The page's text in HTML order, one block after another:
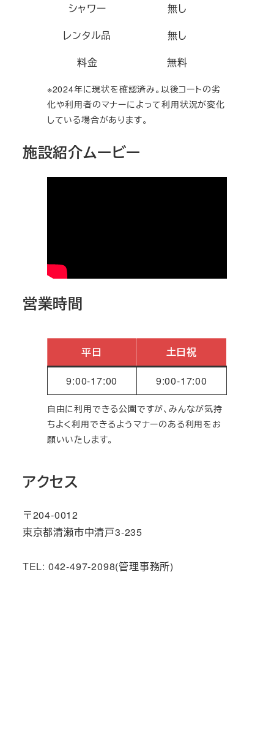
シャワー
無し
レンタル品
無し
料金
無料
※2024年に現状を確認済み。以後コートの劣
化や利用者のマナーによって利用状況が変化
している場合があります。
施設紹介ムービー
営業時間
平日 土日祝
9:00-17:00 9:00-17:00
自由に利用できる公園ですが、みんなが気持
ちよく利用できるようマナーのある利用をお
願いいたします。
アクセス
〒204-0012
東京都清瀬市中清戸3-235
TEL: 042-497-2098(管理事務所)